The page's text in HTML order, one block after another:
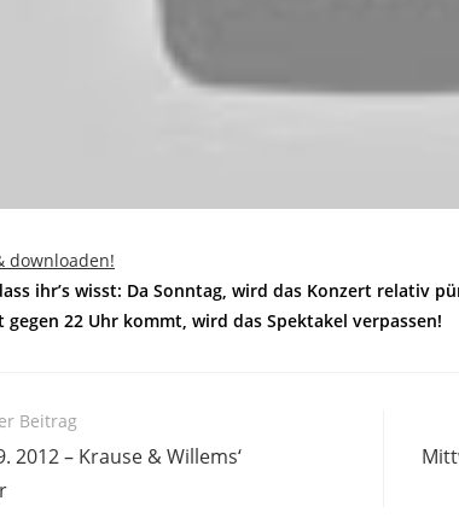
downloaden!
ihr’s wisst: Da Sonntag, wird das Konzert relativ
gegen 22 Uhr kommt, wird das Spektakel verpassen!
Beitrag
2012 – Krause & Willems‘